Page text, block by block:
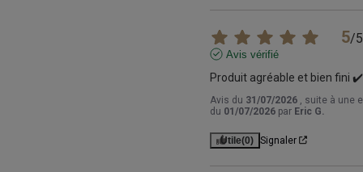
5/5
Avis vérifié
Produit agréable et bien fini ✔️
Avis du 31/07/2026 , suite à une
du 01/07/2026 par Eric G.
Utile(0) Signaler